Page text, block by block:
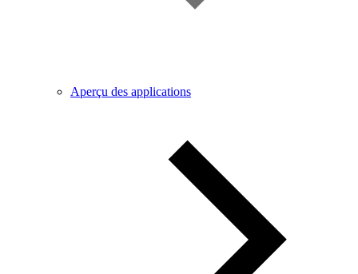
Aperçu des applications